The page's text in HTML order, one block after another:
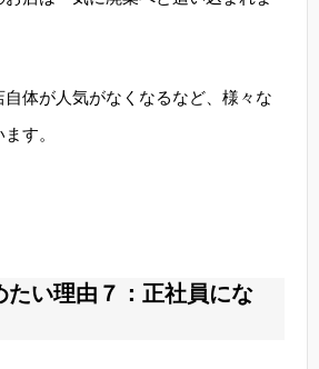
体が人気がなくなるなど、様々な
す。
たい理由７：正社員にな